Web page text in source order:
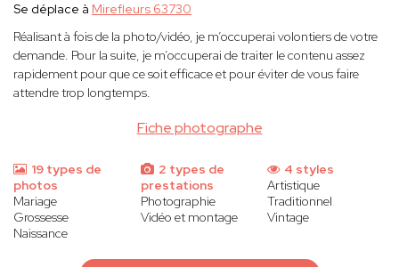
Fiche photographe
Se déplace à Mirefleurs 63730
Réalisant à fois de la photo/vidéo, je m’occuperai volontiers de votre
demande. Pour la suite, je m’occuperai de traiter le contenu assez
rapidement pour que ce soit efficace et pour éviter de vous faire
attendre trop longtemps.
19 types de
photos
Mariage
Grossesse
Naissance
2 types de
prestations
Photographie
Vidéo et montage
4 styles
Artistique
Traditionnel
Vintage